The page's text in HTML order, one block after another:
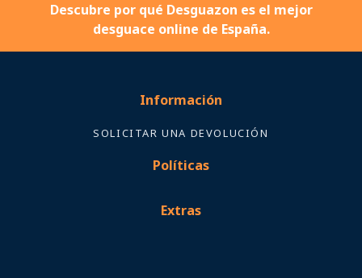
Descubre por qué Desguazon es el mejor
desguace online de España.
Información
SOLICITAR UNA DEVOLUCIÓN
Políticas
Extras